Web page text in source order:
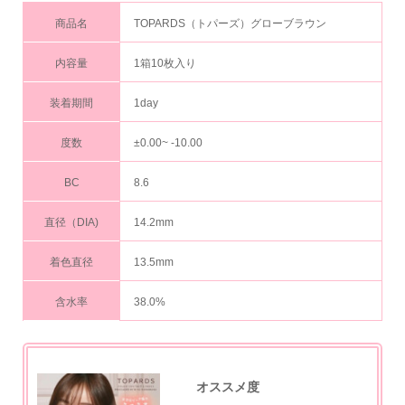
商品名 TOPARDS（トパーズ）グローブラウン
内容量 1箱10枚入り
装着期間 1day
度数 ±0.00~ -10.00
BC 8.6
直径（DIA) 14.2mm
着色直径 13.5mm
含水率 38.0%
オススメ度